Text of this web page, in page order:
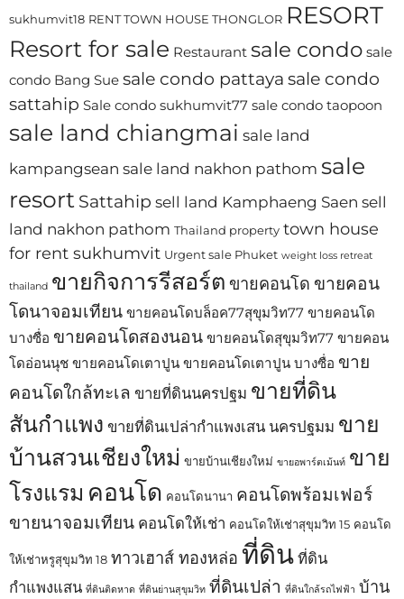
sukhumvit18 RENT TOWN HOUSE THONGLOR RESORT
Resort for sale Restaurant sale condo sale
condo Bang Sue sale condo pattaya sale condo
sattahip Sale condo sukhumvit77 sale condo taopoon
sale land chiangmai sale land
kampangsean sale land nakhon pathom sale
resort Sattahip sell land Kamphaeng Saen sell
land nakhon pathom Thailand property town house
for rent sukhumvit Urgent sale Phuket weight loss retreat
thailand ขายกิจการรีสอร์ต ขายคอนโด ขายคอน
โดนาจอมเทียน ขายคอนโดบล็อค77สุขุมวิท77 ขายคอนโด
บางซื่อ ขายคอนโดสองนอน ขายคอนโดสุขุมวิท77 ขายคอน
โดอ่อนนุช ขายคอนโดเตาปูน ขายคอนโดเตาปูน บางซื่อ ขาย
คอนโดใกล้ทะเล ขายที่ดินนครปฐม ขายที่ดิน
สันกำแพง ขายที่ดินเปล่ากำแพงเสน นครปฐมม ขาย
บ้านสวนเชียงใหม่ ขายบ้านเชียงใหม่ ขายอพาร์ตเม้นท์ ขาย
โรงแรม คอนโด คอนโดนานา คอนโดพร้อมเฟอร์
ขายนาจอมเทียน คอนโดให้เช่า คอนโดให้เช่าสุขุมวิท 15 คอนโด
ให้เช่าหรูสุขุมวิท 18 ทาวเฮาส์ ทองหล่อ ที่ดิน ที่ดิน
กำแพงแสน ที่ดินติดหาด ที่ดินย่านสุขุมวิท ที่ดินเปล่า ที่ดินใกล้รถไฟฟ้า บ้าน